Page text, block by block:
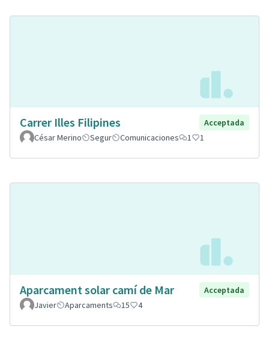
Carrer Illes Filipines
Acceptada
César Merino
Segur Comunicaciones 1 1
Aparcament solar camí de Mar
Acceptada
Javier
Aparcaments 15 4